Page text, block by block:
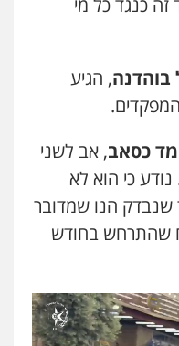
והימורים פשיעה
צווארון לבן והונאה
זה כנגד כל מי
בוהדנה, הגיע
כסאב, אב לשני
כי הוא לא
שנבדק הנו שמדובר
שהתרחש בחודש
דין
מעצרים וחקירות
קטינים אלימות
עו"ד